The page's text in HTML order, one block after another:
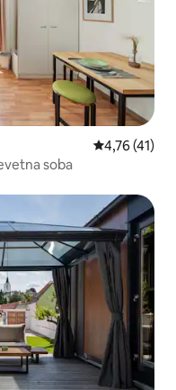
Prosječna
4,76 (41)
soba